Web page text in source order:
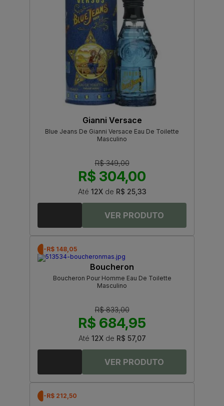
Gianni Versace
Blue Jeans De Gianni Versace Eau De Toilette
Masculino
R$ 349,00
R$ 304,00
Até 12Xde R$ 25,33
-R$ 148,05
Boucheron
Boucheron Pour Homme Eau De Toilette
Masculino
R$ 833,00
R$ 684,95
Até 12Xde R$ 57,07
-R$ 212,50